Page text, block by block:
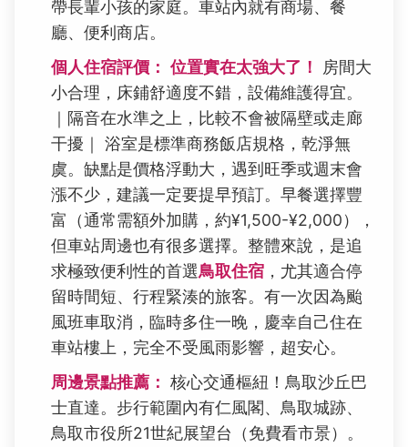
帶長輩小孩的家庭。車站內就有商場、餐
廳、便利商店。
個人住宿評價： 位置實在太強大了！
房間大
小合理，床鋪舒適度不錯，設備維護得宜。
｜隔音在水準之上，比較不會被隔壁或走廊
干擾｜ 浴室是標準商務飯店規格，乾淨無
虞。缺點是價格浮動大，遇到旺季或週末會
漲不少，建議一定要提早預訂。早餐選擇豐
富（通常需額外加購，約¥1,500-¥2,000），
但車站周邊也有很多選擇。整體來說，是追
求極致便利性的首選鳥取住宿 ，尤其適合停
留時間短、行程緊湊的旅客。有一次因為颱
風班車取消，臨時多住一晚，慶幸自己住在
車站樓上，完全不受風雨影響，超安心。
周邊景點推薦： 核心交通樞紐！鳥取沙丘巴
士直達。步行範圍內有仁風閣、鳥取城跡、
鳥取市役所21世紀展望台（免費看市景）。